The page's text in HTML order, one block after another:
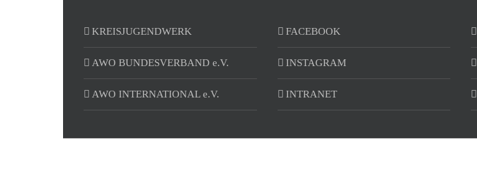
KREISJUGENDWERK
AWO BUNDESVERBAND e.V.
AWO INTERNATIONAL e.V.
FACEBOOK
INSTAGRAM
INTRANET